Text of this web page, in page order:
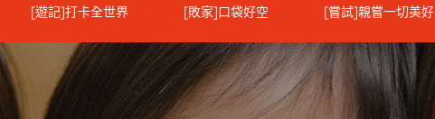
[遊記]打卡全世界 [敗家]口袋好空 [嘗試]親嘗一切美好